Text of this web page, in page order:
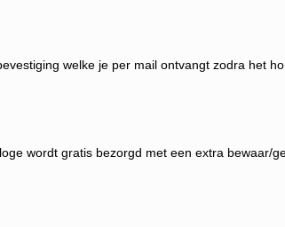
welke je per mail ontvangt zodra het
wordt gratis bezorgd met een extra bewaar/